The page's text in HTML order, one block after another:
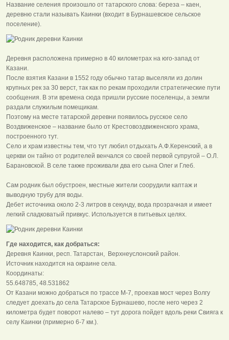
Название селения произошло от татарского слова: береза – каен,
деревню стали называть Каинки (входит в Бурнашевское сельское
поселение).
Деревня расположена примерно в 40 километрах на юго-запад от
Казани.
После взятия Казани в 1552 году обычно татар выселяли из долин
крупных рек за 30 верст, так как по рекам проходили стратегические пути
сообщения. В эти времена сюда пришли русские поселенцы, а земли
раздали служилым помещикам.
Поэтому на месте татарской деревни появилось русское село
Воздвиженское – название было от Крестовоздвиженского храма,
построенного тут.
Село и храм известны тем, что тут любил отдыхать А.Ф.Керенский, а в
церкви он тайно от родителей венчался со своей первой супругой – О.Л.
Барановской. В селе также проживали два его сына Олег и Глеб.
Сам родник был обустроен, местные жители соорудили каптаж и
выводную трубу для воды.
Дебет источника около 2-3 литров в секунду, вода прозрачная и имеет
легкий сладковатый привкус. Используется в питьевых целях.
Где находится, как добраться:
Деревня Каинки, респ. Татарстан, Верхнеуслонский район.
Источник находится на окраине села.
Координаты:
55.648785, 48.531862
От Казани можно добраться по трассе М-7, проехав мост через Волгу
следует доехать до села Татарское Бурнашево, после него через 2
километра будет поворот налево – тут дорога пойдет вдоль реки Свияга к
селу Каинки (примерно 6-7 км.).